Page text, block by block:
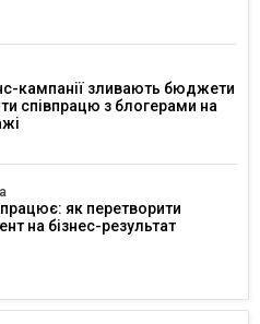
кампанії зливають бюджети
співпрацю з блогерами на
працює: як перетворити
на бізнес-результат